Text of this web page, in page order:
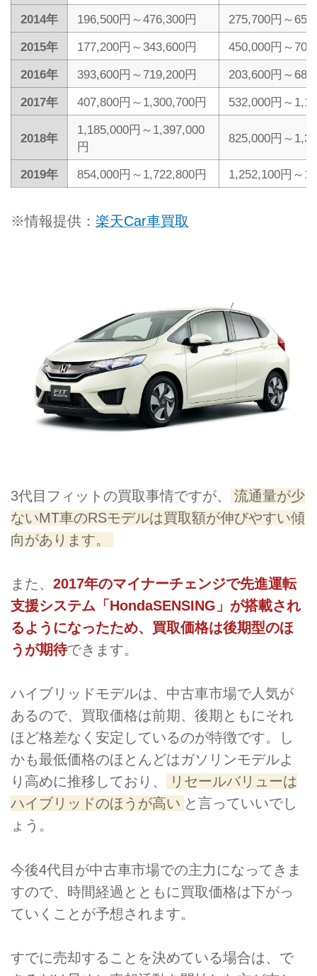
2014年
196,500円～476,300円
275,700円～
2015年
177,200円～343,600円
450,000円～
2016年
393,600円～719,200円
203,600円～
2017年
407,800円～1,300,700円 532,000円～
2018年
1,185,000円～1,397,000
円
825,000円～
2019年 854,000円～1,722,800円 1,252,100円～
※情報提供： 楽天Car車買取
3代目フィットの買取事情ですが、
流通量が少
ないMT車のRSモデルは買取額が伸びやすい傾
向があります。
また、 2017年のマイナーチェンジで先進運転
支援システム「HondaSENSING」が搭載され
るようになったため、買取価格は後期型のほ
うが期待できます。
ハイブリッドモデルは、中古車市場で人気が
あるので、買取価格は前期、後期ともにそれ
ほど格差なく安定しているのが特徴です。し
かも最低価格のほとんどはガソリンモデルよ
り高めに推移しており、
リセールバリューは
ハイブリッドのほうが高い と言っていいでし
ょう。
今後4代目が中古車市場での主力になってきま
すので、時間経過とともに買取価格は下がっ
ていくことが予想されます。
すでに売却することを決めている場合は、で